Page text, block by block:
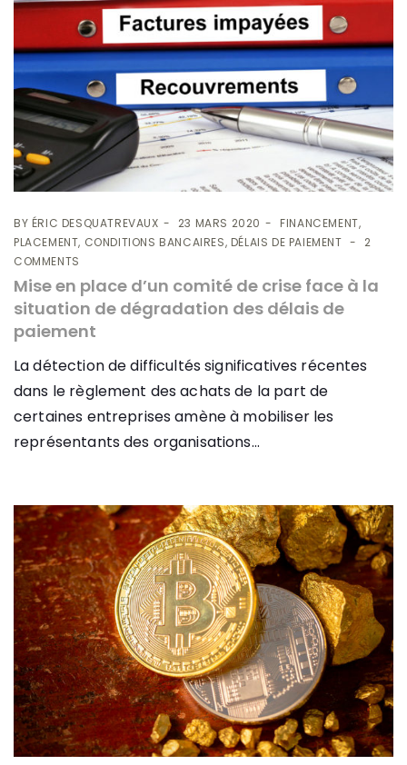
BY ÉRIC DESQUATREVAUX 23 MARS 2020
FINANCEMENT,
PLACEMENT, CONDITIONS BANCAIRES, DÉLAIS DE PAIEMENT
2
COMMENTS
Mise en place d’un comité de crise face à la
situation de dégradation des délais de
paiement
La détection de difficultés significatives récentes
dans le règlement des achats de la part de
certaines entreprises amène à mobiliser les
représentants des organisations...